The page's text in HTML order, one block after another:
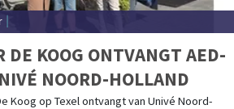
DE KOOG ONTVANGT AED-
NOORD-HOLLAND
Koog op Texel ontvangt van Univé Noord-